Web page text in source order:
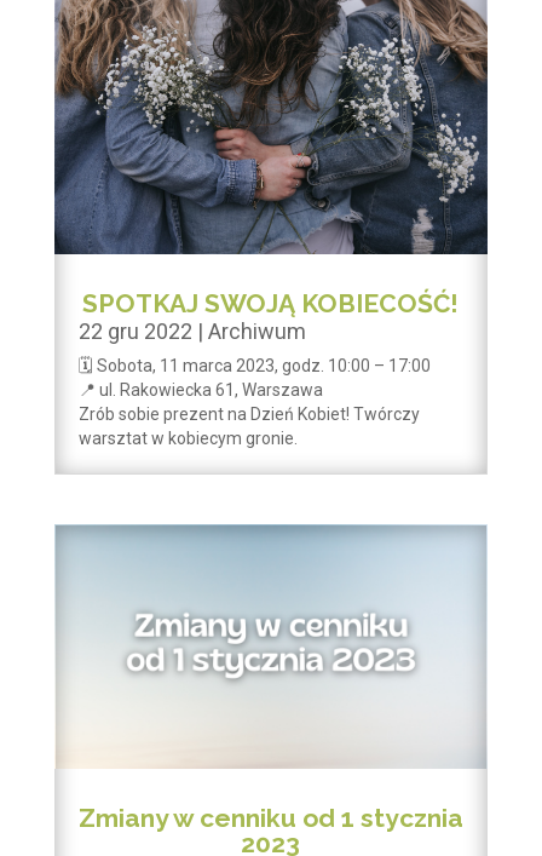
SPOTKAJ SWOJĄ KOBIECOŚĆ!
22 gru 2022 | Archiwum
🗓 Sobota, 11 marca 2023, godz. 10:00 – 17:00
📍 ul. Rakowiecka 61, Warszawa
Zrób sobie prezent na Dzień Kobiet! Twórczy
warsztat w kobiecym gronie.
Zmiany w cenniku od 1 stycznia
2023